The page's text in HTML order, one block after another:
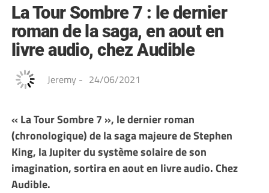
La Tour Sombre 7 : le dernier
roman de la saga, en aout en
livre audio, chez Audible
Jeremy - 24/06/2021
« La Tour Sombre 7 », le dernier roman
(chronologique) de la saga majeure de Stephen
King, la Jupiter du système solaire de son
imagination, sortira en aout en livre audio. Chez
Audible.